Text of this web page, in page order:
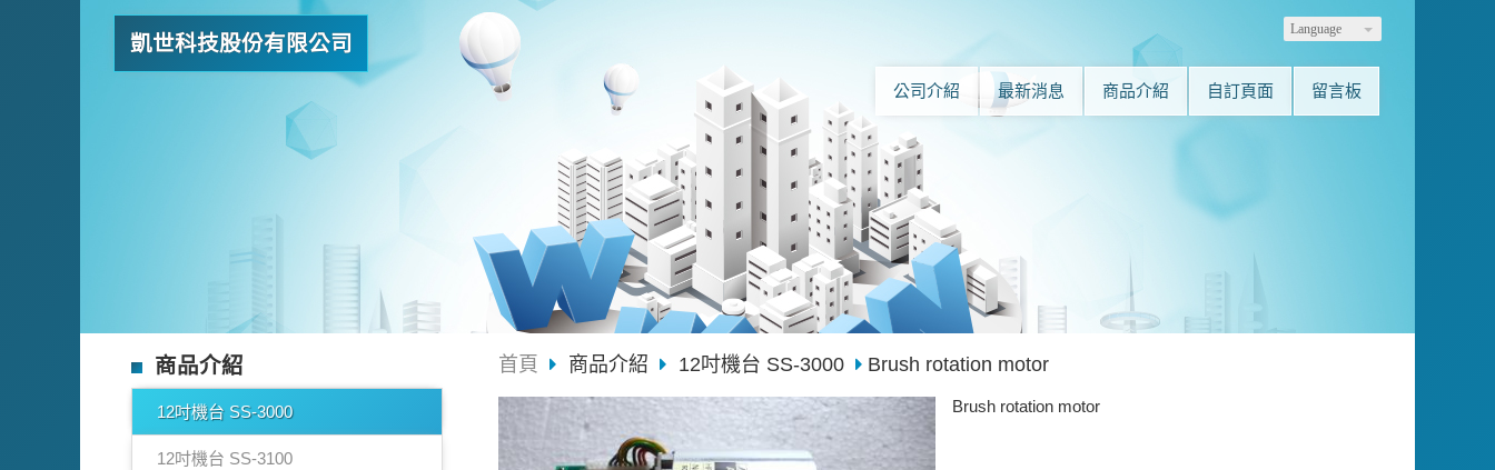
Language
凱世科技股份有限公司
公司介紹 最新消息 商品介紹 自訂頁面 留言板
商品介紹
12吋機台 SS-3000
12吋機台 SS-3100
首頁 商品介紹 12吋機台 SS-3000 Brush rotation motor
Brush rotation motor